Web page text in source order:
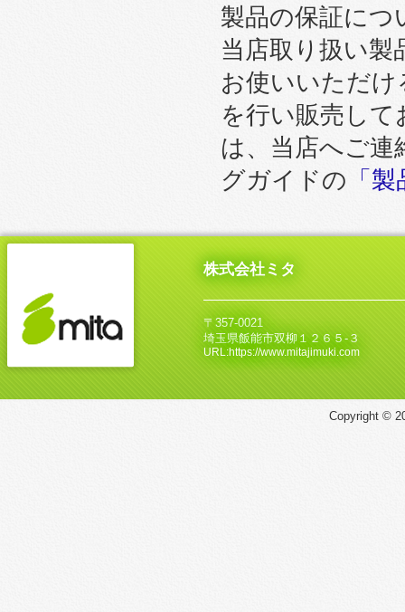
製品の保証につ
当店取り扱い
お使いいただけ
を行い販売し
は、当店へご
グガイドの 「
株式会社ミタ
〒357-0021
埼玉県飯能市双柳１２６５‐３
URL:https://www.mitajimuki.com
Copyright ©